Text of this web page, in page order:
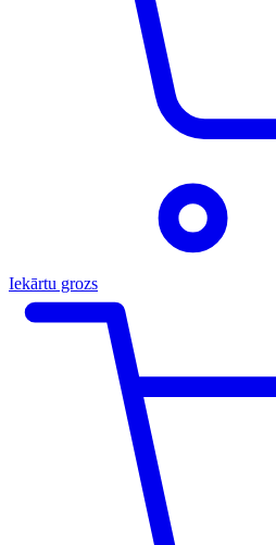
Iekārtu grozs